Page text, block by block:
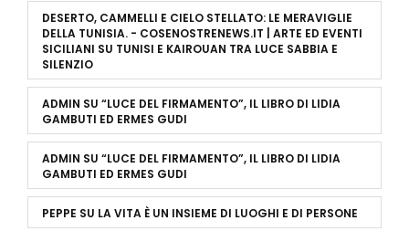
DESERTO, CAMMELLI E CIELO STELLATO: LE MERAVIGLIE
DELLA TUNISIA. - COSENOSTRENEWS.IT | ARTE ED EVENTI
SICILIANI SU TUNISI E KAIROUAN TRA LUCE SABBIA E
SILENZIO
ADMIN SU “LUCE DEL FIRMAMENTO”, IL LIBRO DI LIDIA
GAMBUTI ED ERMES GUDI
ADMIN SU “LUCE DEL FIRMAMENTO”, IL LIBRO DI LIDIA
GAMBUTI ED ERMES GUDI
PEPPE SU LA VITA È UN INSIEME DI LUOGHI E DI PERSONE